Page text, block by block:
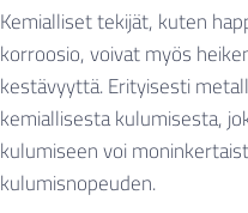
Kemialliset tekijät, kuten
korroosio, voivat myös
kestävyyttä. Erityisesti
kemiallisesta kulumisesta,
kulumiseen voi
kulumisnopeuden.